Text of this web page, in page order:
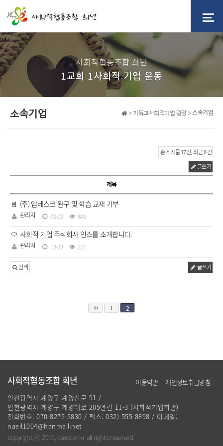
사회적협동조합 희년
1교회 1사회적 기업 운동
소속기업 > 기독교사회적기업 광장 >소속기업
총 게시물 17건, 최근 0 건
글쓰기
제목
(주) 엠베스코 완구 및 학습 교재 기부
관리자 09-09 849
사회적 기업 주식회사 인스를 소개합니다.
관리자 12-23 221
검색 글쓰기
1 2
이용약관· 개인정보취급방침
사회적협동조합 희년
인천광역시 계양구 계양산로 91 /
인천광역시 계양구 계양대로 205번길 11-3 (사회적기업회관)
전화번호: 070-8275-5830 / 팩스: 032) 555-8898 / 이메일:
naeil1004@hanmail.net
copyright ⓒ 2019, csesc.or.kr all rights reserved.